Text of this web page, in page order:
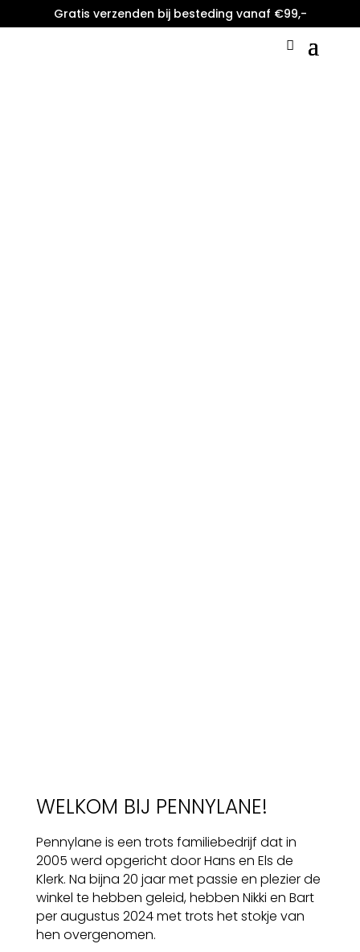
Gratis verzenden bij besteding vanaf €99,-
WELKOM BIJ PENNYLANE!
Pennylane is een trots familiebedrijf dat in
2005 werd opgericht door Hans en Els de
Klerk. Na bijna 20 jaar met passie en plezier de
winkel te hebben geleid, hebben Nikki en Bart
per augustus 2024 met trots het stokje van
hen overgenomen.